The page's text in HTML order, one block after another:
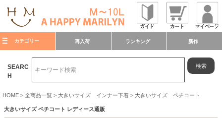
カテゴリー 再入荷 ランキング 新作
SEARC
H
検索
HOME 全商品一覧 大きいサイズ インナー下着 大きいサイズ ペチコート
大きいサイズ ペチコート レディース通販